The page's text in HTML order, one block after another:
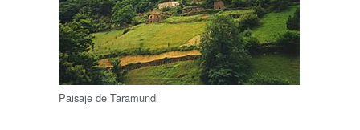
Paisaje de Taramundi